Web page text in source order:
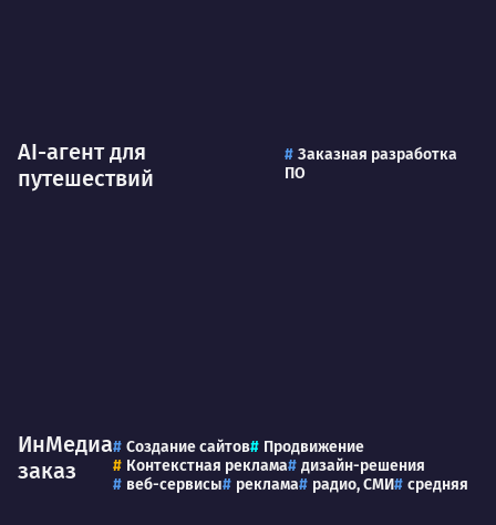
AI-агент для
путешествий
Заказная разработка
ПО
ИнМедиа
заказ
Создание сайтов
Продвижение
Контекстная реклама
дизайн-решения
веб-сервисы
реклама радио, СМИ средняя